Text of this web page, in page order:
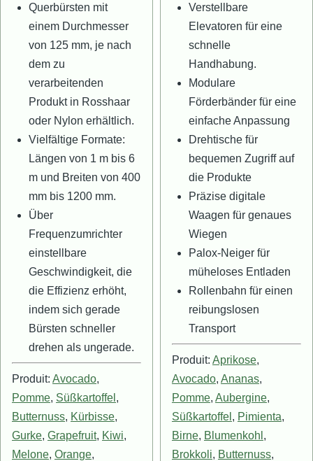
Querbürsten mit
einem Durchmesser
von 125 mm, je nach
dem zu
verarbeitenden
Produkt in Rosshaar
oder Nylon erhältlich.
Vielfältige Formate:
Längen von 1 m bis 6
m und Breiten von 400
mm bis 1200 mm.
Über
Frequenzumrichter
einstellbare
Geschwindigkeit, die
die Effizienz erhöht,
indem sich gerade
Bürsten schneller
drehen als ungerade.
Produit: Avocado,
Pomme, Süßkartoffel ,
Butternuss, Kürbisse,
Gurke, Grapefruit, Kiwi,
Melone, Orange,
Verstellbare
Elevatoren für eine
schnelle
Handhabung.
Modulare
Förderbänder für eine
einfache Anpassung
Drehtische für
bequemen Zugriff auf
die Produkte
Präzise digitale
Waagen für genaues
Wiegen
Palox-Neiger für
müheloses Entladen
Rollenbahn für einen
reibungslosen
Transport
Produit: Aprikose,
Avocado, Ananas,
Pomme, Aubergine,
Süßkartoffel , Pimienta,
Birne, Blumenkohl ,
Brokkoli, Butternuss,